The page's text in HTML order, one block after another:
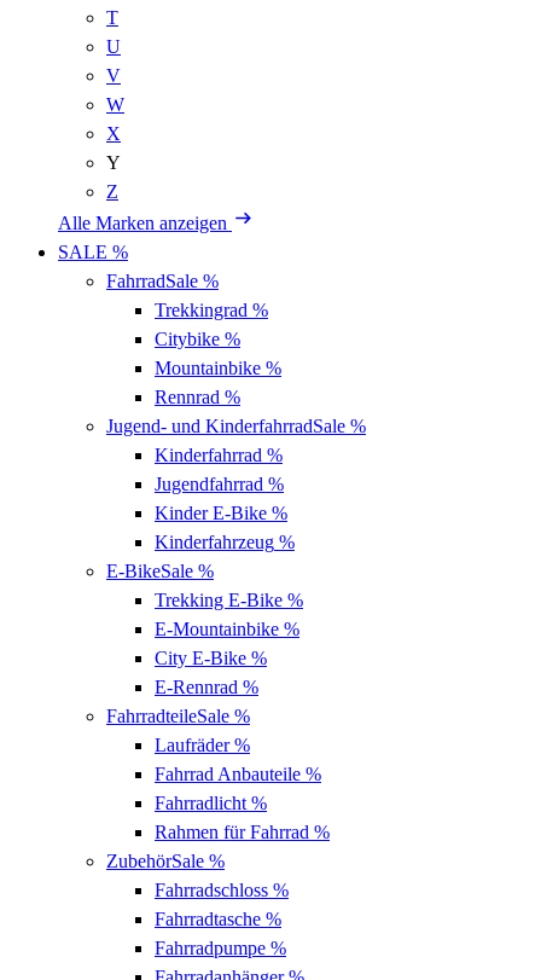
T
U
V
W
X
Y
Z
Alle Marken anzeigen
SALE %
FahrradSale %
Trekkingrad %
Citybike %
Mountainbike %
Rennrad %
Jugend- und KinderfahrradSale %
Kinderfahrrad %
Jugendfahrrad %
Kinder E-Bike %
Kinderfahrzeug %
E-BikeSale %
Trekking E-Bike %
E-Mountainbike %
City E-Bike %
E-Rennrad %
FahrradteileSale %
Laufräder%
Fahrrad Anbauteile %
Fahrradlicht %
Rahmen für Fahrrad %
ZubehörSale %
Fahrradschloss %
Fahrradtasche %
Fahrradpumpe %